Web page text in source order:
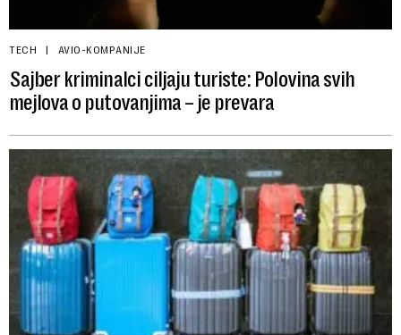
TECH AVIO-KOMPANIJE
Sajber kriminalci ciljaju turiste: Polovina svih
mejlova o putovanjima – je prevara